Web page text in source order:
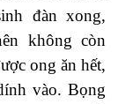
đàn xong,
không còn
ong ăn hết,
vào. Bọng